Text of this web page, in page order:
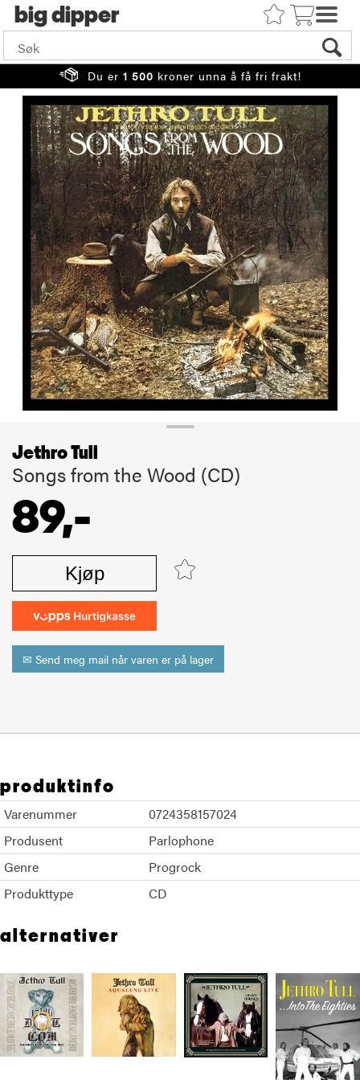
big
Du er 1 500 kroner unna å få fri frakt!
Jethro Tull
Songs from the Wood (CD)
89,-
Kjøp
✉ Send meg mail når varen er på lager
produktinfo
Varenummer
0724358157024
Produsent
Parlophone
Genre
Progrock
Produkttype
CD
alternativer